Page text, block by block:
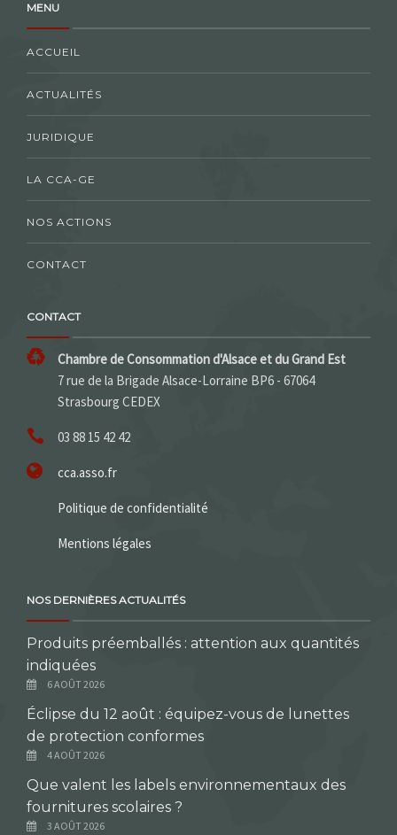
MENU
ACCUEIL
ACTUALITÉS
JURIDIQUE
LA CCA-GE
NOS ACTIONS
CONTACT
CONTACT
Chambre de Consommation d'Alsace et du Grand Est
7 rue de la Brigade Alsace-Lorraine BP6 - 67064
Strasbourg CEDEX
03 88 15 42 42
cca.asso.fr
Politique de confidentialité
Mentions légales
NOS DERNIÈRES ACTUALITÉS
Produits préemballés : attention aux quantités
indiquées
6 AOÛT 2026
Éclipse du 12 août : équipez-vous de lunettes
de protection conformes
4 AOÛT 2026
Que valent les labels environnementaux des
fournitures scolaires ?
3 AOÛT 2026